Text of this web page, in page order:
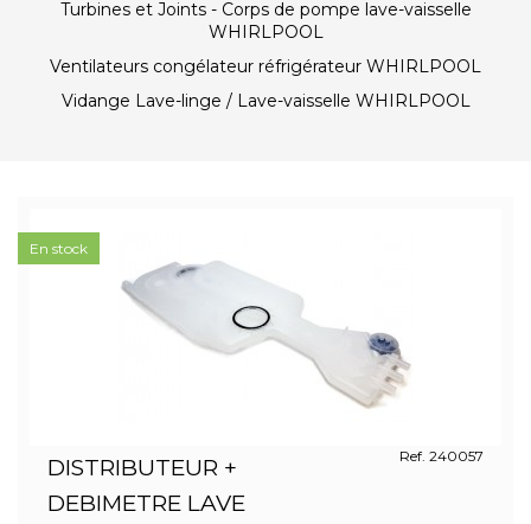
Turbines et Joints - Corps de pompe lave-vaisselle
WHIRLPOOL
Ventilateurs congélateur réfrigérateur WHIRLPOOL
Vidange Lave-linge / Lave-vaisselle WHIRLPOOL
DISTRIBUTEUR +
DEBIMETRE LAVE
Ref. 240057
En stock